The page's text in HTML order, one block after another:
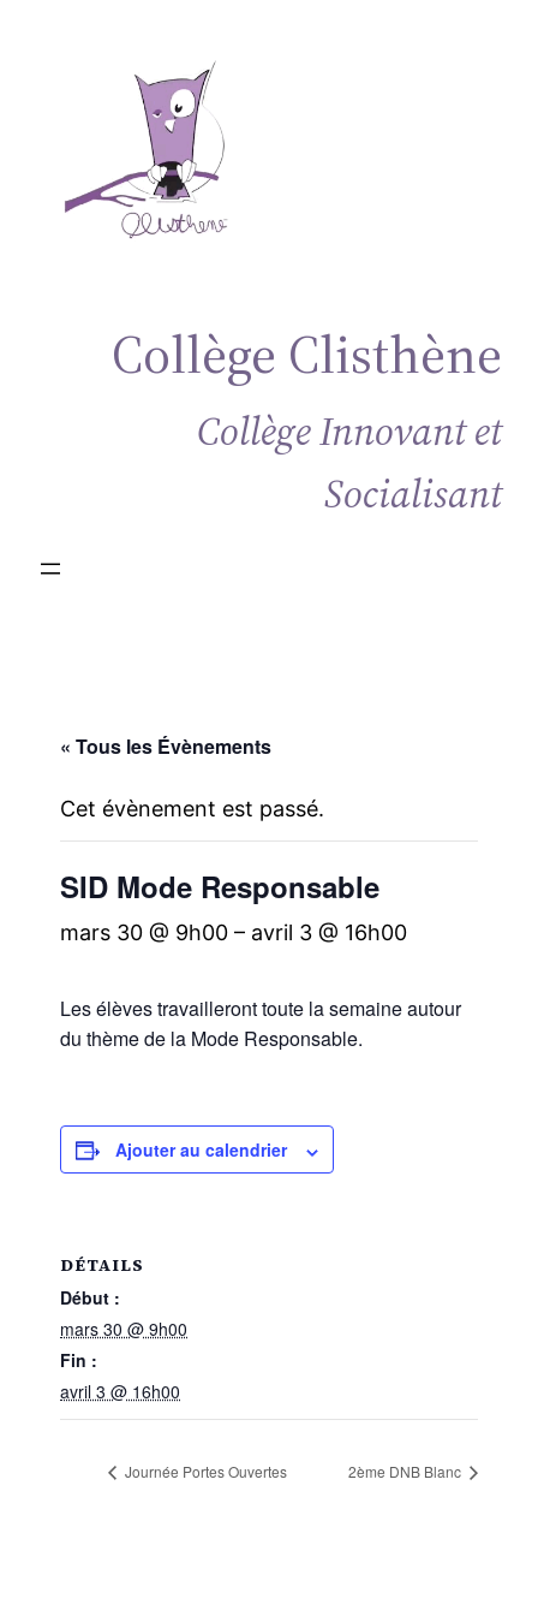
Collège Clisthène
Collège Innovant et
Socialisant
« Tous les Évènements
Cet évènement est passé.
SID Mode Responsable
mars 30 @ 9h00 – avril 3 @ 16h00
Les élèves travailleront toute la semaine autour
du thème de la Mode Responsable.
Ajouter au calendrier
DÉTAILS
Début :
mars 30 @ 9h00
Fin :
avril 3 @ 16h00
Journée Portes Ouvertes 2ème DNB Blanc